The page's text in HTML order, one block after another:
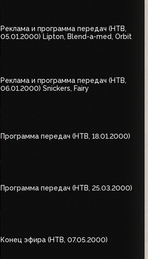
Реклама и программа передач (НТВ,
05.01.2000) Lipton, Blend-a-med, Orbit
Реклама и программа передач (НТВ,
06.01.2000) Snickers, Fairy
Программа передач (НТВ, 18.01.2000)
Программа передач (НТВ, 25.03.2000)
Конец эфира (НТВ, 07.05.2000)